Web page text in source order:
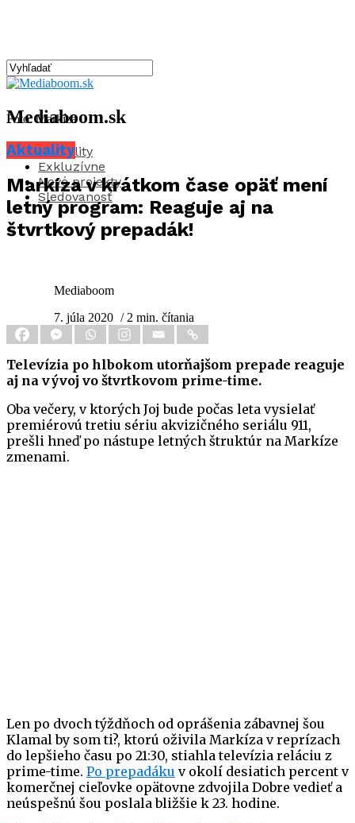
Mediaboom.sk
Aktuality
Exkluzívne
Nové projekty
Sledovanosť
Foto: Markíza
Aktuality
Markíza v krátkom čase opäť mení
letný program: Reaguje aj na
štvrtkový prepadák!
Mediaboom
7. júla 2020 / 2 min. čítania
Televízia po hlbokom utorňajšom prepade reaguje
aj na vývoj vo štvrtkovom prime-time.
Oba večery, v ktorých Joj bude počas leta vysielať
premiérovú tretiu sériu akvizičného seriálu 911,
prešli hneď po nástupe letných štruktúr na Markíze
zmenami.
Len po dvoch týždňoch od oprášenia zábavnej šou
Klamal by som ti?, ktorú oživila Markíza v reprízach
do lepšieho času po 21:30, stiahla televízia reláciu z
prime-time. Po prepadáku v okolí desiatich percent v
komerčnej cieľovke opätovne zdvojila Dobre vedieť a
neúspešnú šou poslala bližšie k 23. hodine.